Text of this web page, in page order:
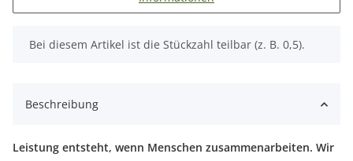
x
Bei diesem Artikel ist die Stückzahl teilbar (z. B. 0,5).
Beschreibung
Leistung entsteht, wenn Menschen zusammenarbeiten. Wir